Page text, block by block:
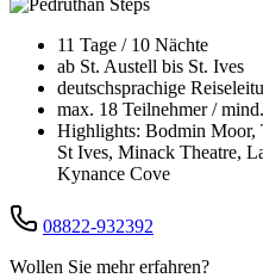
11 Tage / 10 Nächte
ab St. Austell bis St. Ives
deutschsprachige
max. 18 Teilnehmer /
Highlights: Bodmin Moor,
St Ives, Minack Theatre,
Kynance Cove
08822-932392
Wollen Sie mehr erfahren?